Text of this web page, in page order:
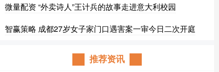
微量配资 “外卖诗人”王计兵的故事走进意大利校园
智赢策略 成都27岁女子家门口遇害案一审今日二次开庭
推荐资讯